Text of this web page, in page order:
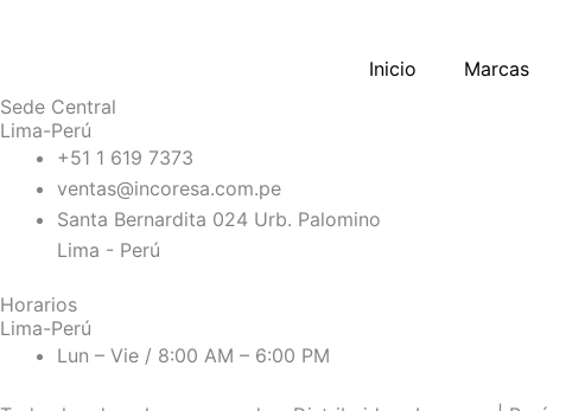
Inicio Marcas
Sede Central
Lima-Perú
+51 1 619 7373
ventas@incoresa.com.pe
Santa Bernardita 024 Urb. Palomino
Lima - Perú
Horarios
Lima-Perú
Lun – Vie / 8:00 AM – 6:00 PM